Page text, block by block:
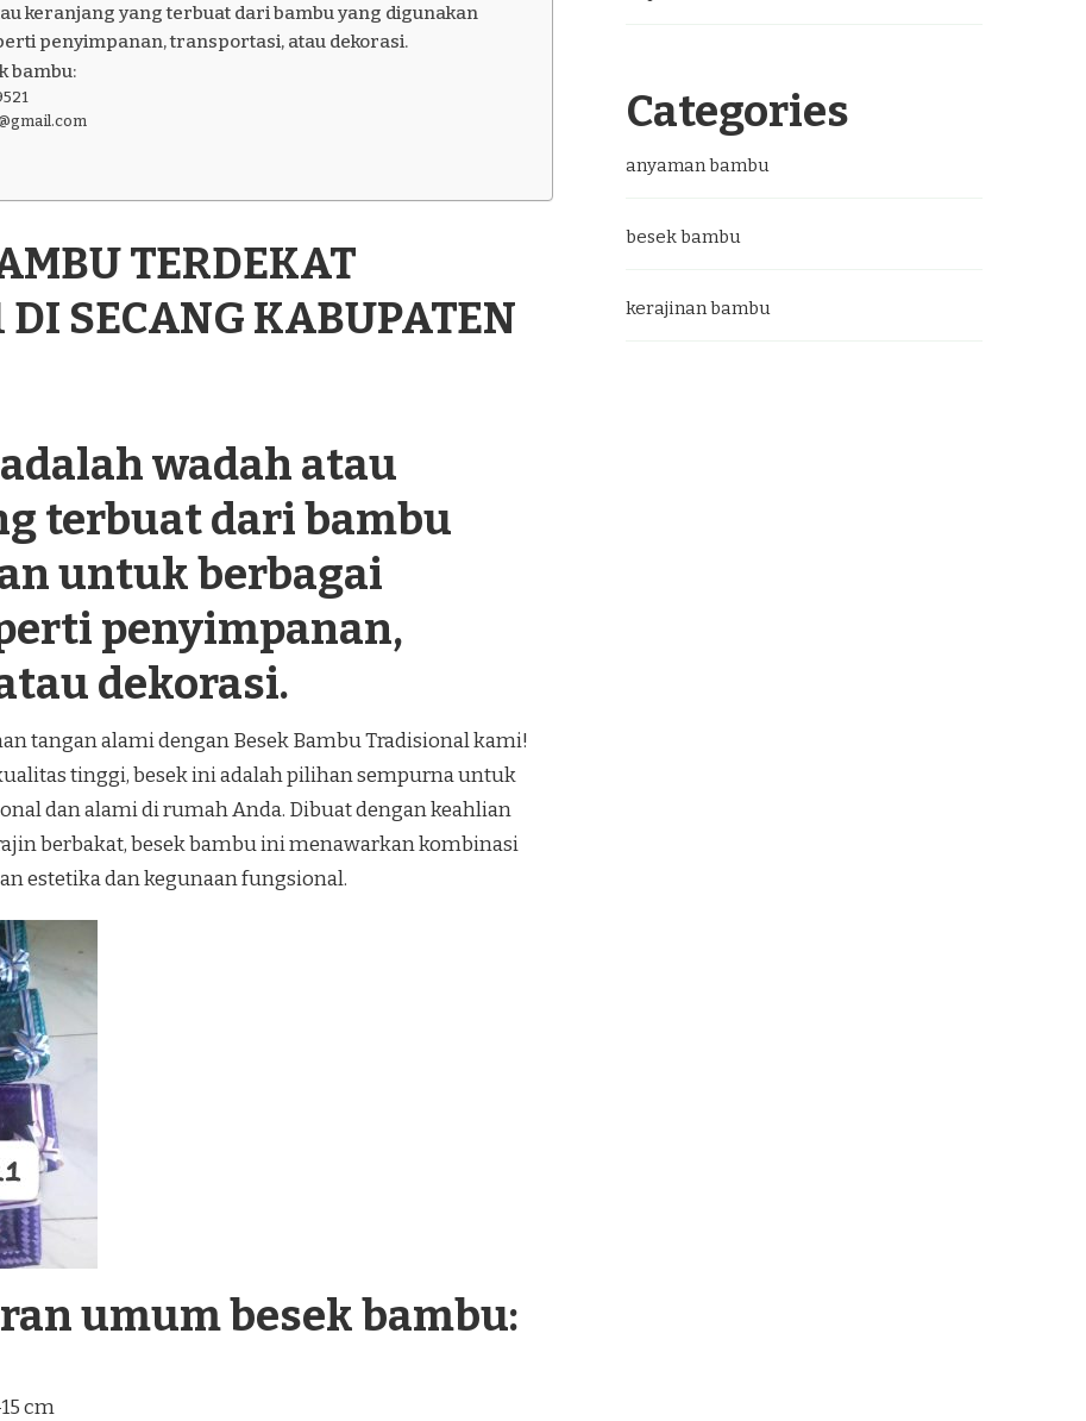
keranjang yang terbuat dari bambu yang digunakan
penyimpanan, transportasi, atau dekorasi.
bambu:
TERDEKAT
SECANG KABUPATEN
wadah atau
terbuat dari bambu
untuk berbagai
penyimpanan,
dekorasi.
tangan alami dengan Besek Bambu Tradisional kami!
tinggi, besek ini adalah pilihan sempurna untuk
dan alami di rumah Anda. Dibuat dengan keahlian
berbakat, besek bambu ini menawarkan kombinasi
estetika dan kegunaan fungsional.
umum besek bambu:
cm
Categories
anyaman bambu
besek bambu
kerajinan bambu